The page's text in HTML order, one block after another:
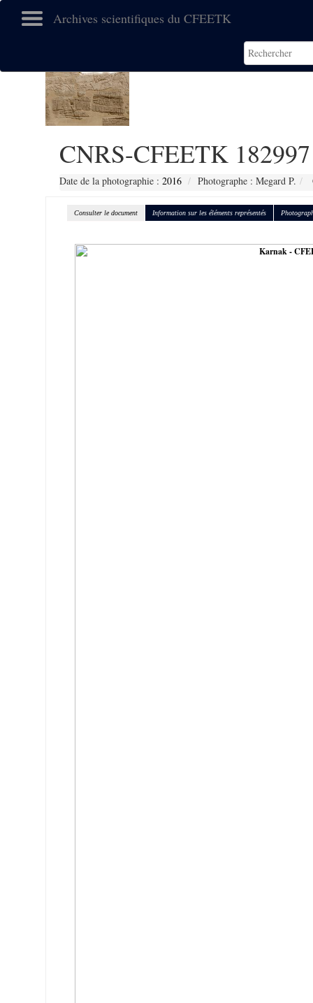
Archives scientifiques du CFEETK
CNRS-CFEETK 182997
Date de la photographie : 2016 Photographe : Megard P.
Consulter le document Information sur les éléments représentés